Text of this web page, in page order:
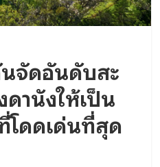
นจัดอันดับสะ
านังให้เป็น
โดดเด่นที่สุด